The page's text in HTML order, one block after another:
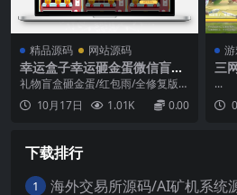
精品源码 网站源码
幸运盒子幸运砸金蛋微信盲盒
游戏源码
礼物盲盒砸金蛋/红包雨/全修复版
本/自带积分商城支付及登陆均已对
接最近很多人在找的虎年砸金蛋的
发货可兑换积分。支付和登陆接口
都已经对接过了Z支付的接口，源码
和教程也都已经整理好了，...
10月17日 1.01K 0.00
三
最
手
...
下载排行
1